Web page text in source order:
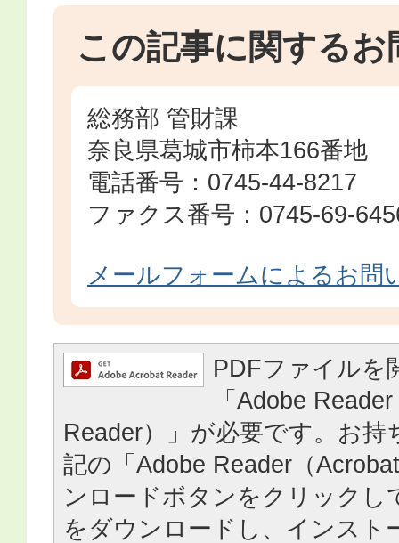
この記事に関するお
総務部 管財課
奈良県葛城市柿本166番地
電話番号：0745-44-8217
ファクス番号：0745-69-
メールフォームによるお問
PDFファイルを
「Adobe
Reader）」が必要です。お持
記の「Adobe Reader（
ンロードボタンをクリックし
をダウンロードし、インスト